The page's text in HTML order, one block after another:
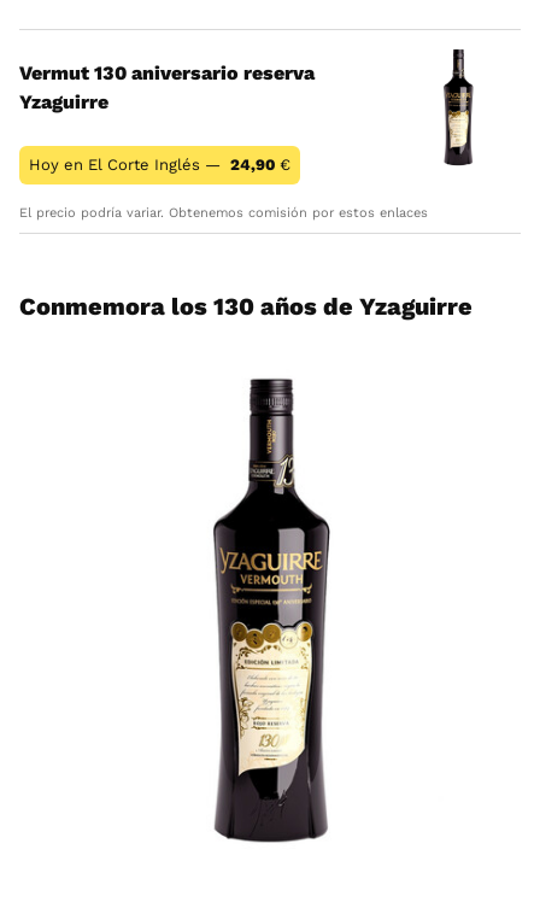
Vermut 130 aniversario reserva
Yzaguirre
Hoy en El Corte Inglés — 24,90 €
El precio podría variar. Obtenemos comisión por estos enlaces
Conmemora los 130 años de Yzaguirre